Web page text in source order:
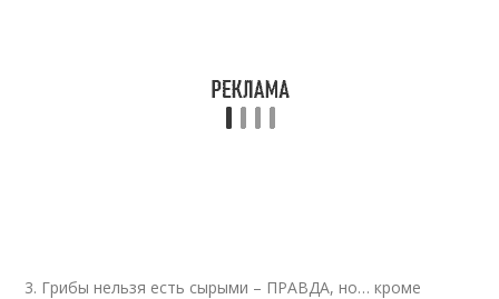
3. Грибы нельзя есть сырыми – ПРАВДА, но… кроме